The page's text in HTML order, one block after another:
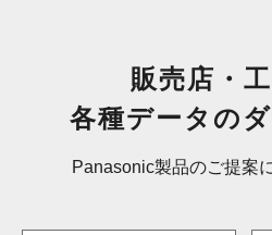
販売店・
各種データの
Panasonic製品のご提案